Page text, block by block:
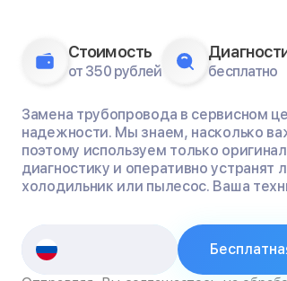
Стоимость
от 350 рублей бесплатно
Замена трубопровода в сервисном
надежности. Мы знаем, насколько
поэтому используем только
диагностику и оперативно
холодильник или пылесос. Ваша